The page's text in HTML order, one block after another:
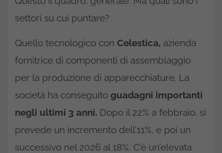
settori su cui puntare?
Quello tecnologico con Celestica, azienda
fornitrice di componenti di assemblaggio
per la produzione di apparecchiature. La
società ha conseguito guadagni importanti
negli ultimi 3 anni. Dopo il 22% a febbraio, si
prevede un incremento dell’11%, e poi un
successivo nel 2026 al 18%. C’è un’elevata